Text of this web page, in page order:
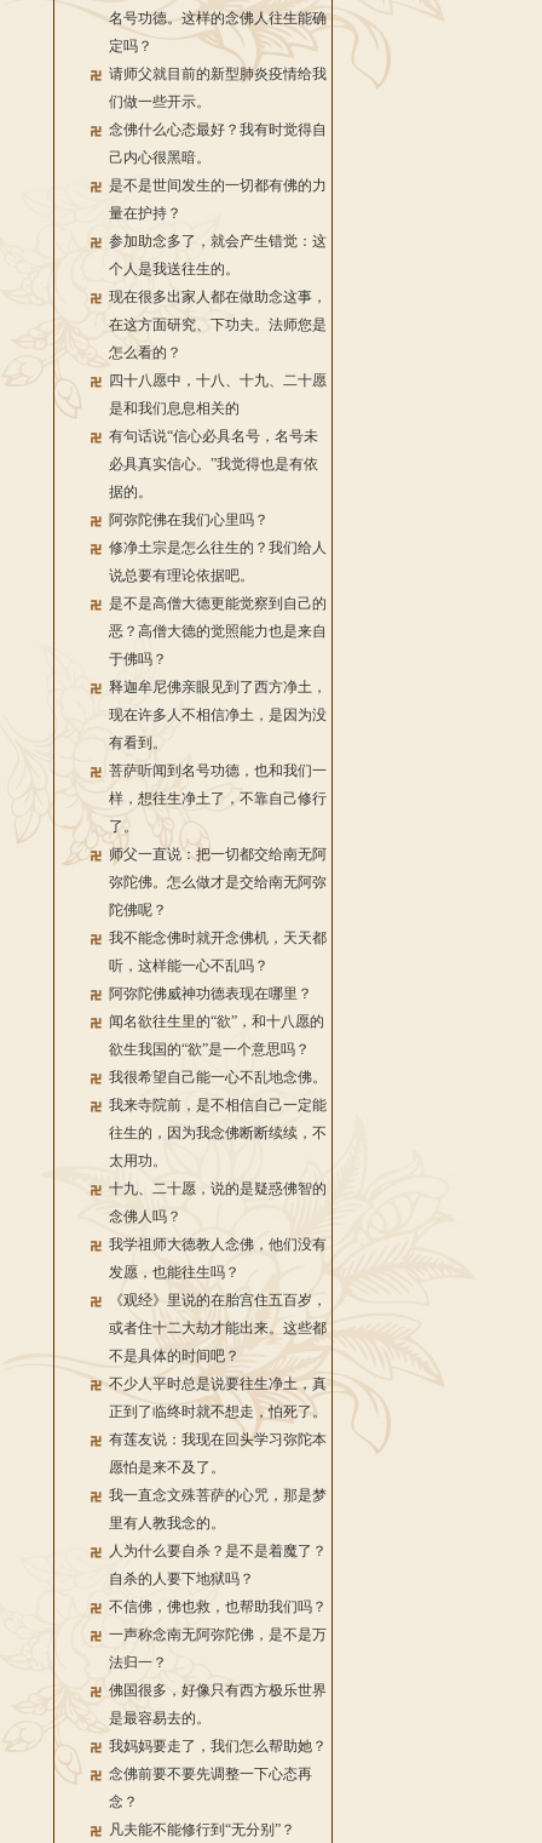
名号功德。这样的念佛人往生能确
定吗？
请师父就目前的新型肺炎疫情给我
们做一些开示。
念佛什么心态最好？我有时觉得自
己内心很黑暗。
是不是世间发生的一切都有佛的力
量在护持？
参加助念多了，就会产生错觉：这
个人是我送往生的。
现在很多出家人都在做助念这事，
在这方面研究、下功夫。法师您是
怎么看的？
四十八愿中，十八、十九、二十愿
是和我们息息相关的
有句话说“信心必具名号，名号未
必具真实信心。”我觉得也是有依
据的。
阿弥陀佛在我们心里吗？
修净土宗是怎么往生的？我们给人
说总要有理论依据吧。
是不是高僧大德更能觉察到自己的
恶？高僧大德的觉照能力也是来自
于佛吗？
释迦牟尼佛亲眼见到了西方净土，
现在许多人不相信净土，是因为没
有看到。
菩萨听闻到名号功德，也和我们一
样，想往生净土了，不靠自己修行
了。
师父一直说：把一切都交给南无阿
弥陀佛。怎么做才是交给南无阿弥
陀佛呢？
我不能念佛时就开念佛机，天天都
听，这样能一心不乱吗？
阿弥陀佛威神功德表现在哪里？
闻名欲往生里的“欲”，和十八愿的
欲生我国的“欲”是一个意思吗？
我很希望自己能一心不乱地念佛。
我来寺院前，是不相信自己一定能
往生的，因为我念佛断断续续，不
太用功。
十九、二十愿，说的是疑惑佛智的
念佛人吗？
我学祖师大德教人念佛，他们没有
发愿，也能往生吗？
《观经》里说的在胎宫住五百岁，
或者住十二大劫才能出来。这些都
不是具体的时间吧？
不少人平时总是说要往生净土，真
正到了临终时就不想走，怕死了。
有莲友说：我现在回头学习弥陀本
愿怕是来不及了。
我一直念文殊菩萨的心咒，那是梦
里有人教我念的。
人为什么要自杀？是不是着魔了？
自杀的人要下地狱吗？
不信佛，佛也救，也帮助我们吗？
一声称念南无阿弥陀佛，是不是万
法归一？
佛国很多，好像只有西方极乐世界
是最容易去的。
我妈妈要走了，我们怎么帮助她？
念佛前要不要先调整一下心态再
念？
凡夫能不能修行到“无分别”？